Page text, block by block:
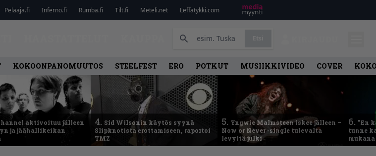
Pelaaja.fi Inferno.fi Rumba.fi Tilt.fi Meteli.net Leffatykki.com
KOKOONPANOMUUTOS STEELFEST ERO POTKUT MUSIIKKIVIDEO COVER
aktivoituu jälleen
ja jäähallikeikan
4. Sid Wilsonin käytös syynä
Slipknotista erottamiseen, raportoi
TMZ
5. Yngwie Malmsteen iskee jälleen –
Now or Never -single tulevalta
levyltä julki
6. ”En
tunne